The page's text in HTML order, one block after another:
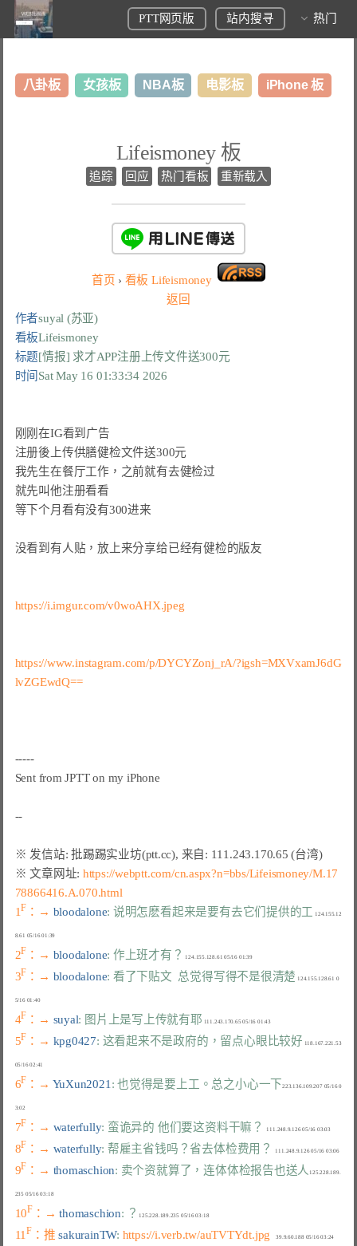
PTT网页版 站内搜寻 热门
八卦板 女孩板 NBA板 电影板 iPhone 板
Lifeismoney 板
追踪 回应 热门看板 重新载入
首页 › 看板Lifeismoney
返回
作者suyal (苏亚)
看板Lifeismoney
标题[情报] 求才APP注册上传文件送300元
时间 Sat May 16 01:33:34 2026
刚刚在IG看到广告
注册後上传供膳健检文件送300元
我先生在餐厅工作，之前就有去健检过
就先叫他注册看看
等下个月看有没有300进来
没看到有人贴，放上来分享给已经有健检的版友
https://i.imgur.com/v0woAHX.jpeg
https://www.instagram.com/p/DYCYZonj_rA/?igsh=MXVxamJ6dG
lvZGEwdQ==
-----
Sent from JPTT on my iPhone
※ 发信站: 批踢踢实业坊(ptt.cc), 来自: 111.243.170.65 (台湾)
※ 文章网址: https://webptt.com/cn.aspx?n=bbs/Lifeismoney/M.17
78866416.A.070.html
1F ：→ bloodalone: 说明怎麽看起来是要有去它们提供的工 124.155.12
2F ：→ bloodalone: 作上班才有？ 124.155.128.61 05/16 01:39
3F ：→ bloodalone: 看了下贴文  总觉得写得不是很清楚 124.155.128.61 0
5/16 01:40
4F ：→ suyal: 图片上是写上传就有耶 111.243.170.65 05/16 01:43
5F ：→ kpg0427: 这看起来不是政府的，留点心眼比较好 118.167.221.53
6F ：→ YuXun2021 : 也觉得是要上工。总之小心一下223.136.109.207 05/16 0
7F ：→ waterfully: 蛮诡异的 他们要这资料干嘛？
  111.248.9.126 05/16 03:03
8F ：→ waterfully: 帮雇主省钱吗？省去体检费用？
  111.248.9.126 05/16 03:06
9F ：→ thomaschion: 卖个资就算了，连体体检报告也送人 125.228.189.
235 05/16 03:18
10F ：→ thomaschion: ？ 125.228.189.235 05/16 03:18
11F ：推 sakurainTW: https://i.verb.tw/auTVTYdt.jpg